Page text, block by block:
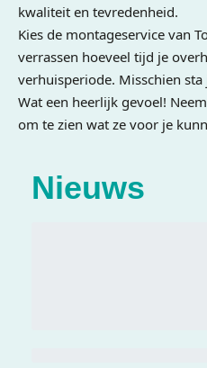
kwaliteit en tevredenheid.
Kies de montageservice van
verrassen hoeveel tijd je
verhuisperiode. Misschien
Wat een heerlijk gevoel!
om te zien wat ze voor je
Nieuws